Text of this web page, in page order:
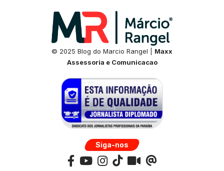
© 2025 Blog do Marcio Rangel | Maxx
Assessoria e Comunicacao
Siga-nos